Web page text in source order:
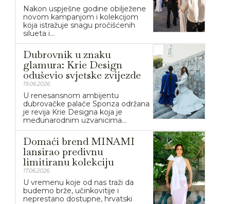
Nakon uspješne godine obilježene
novom kampanjom i kolekcijom
koja istražuje snagu pročišćenih
silueta i...
Dubrovnik u znaku
glamura: Krie Design
oduševio svjetske zvijezde
19.06.2026.
U renesansnom ambijentu
dubrovačke palače Sponza održana
je revija Krie Designa koja je
međunarodnim uzvanicima...
Domaći brend MINAMI
lansirao predivnu
limitiranu kolekciju
17.06.2026.
U vremenu koje od nas traži da
budemo brže, učinkovitije i
neprestano dostupne, hrvatski